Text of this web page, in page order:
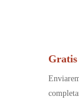
Gratis